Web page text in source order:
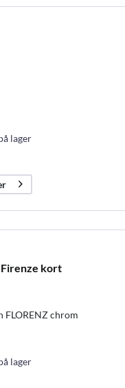
lager
kort
FLORENZ chrom
lager